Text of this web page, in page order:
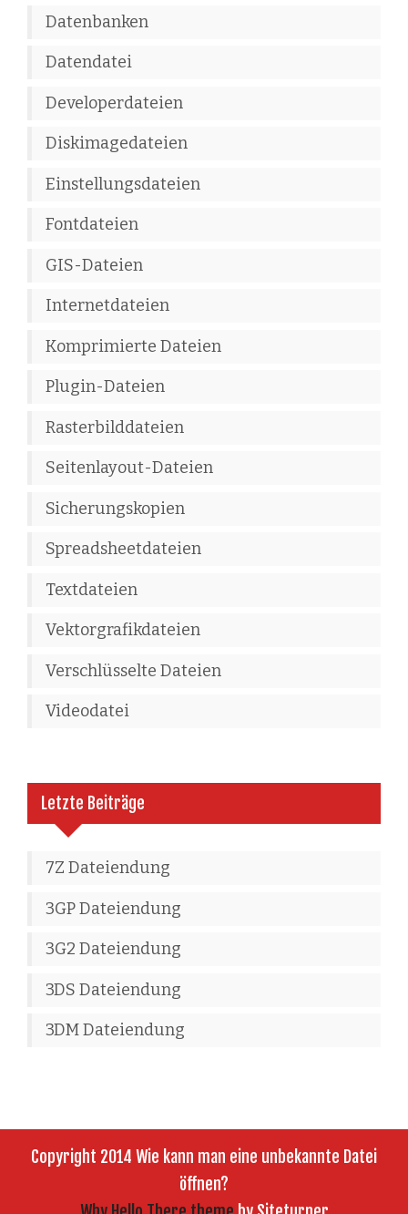
Datenbanken
Datendatei
Developerdateien
Diskimagedateien
Einstellungsdateien
Fontdateien
GIS-Dateien
Internetdateien
Komprimierte Dateien
Plugin-Dateien
Rasterbilddateien
Seitenlayout-Dateien
Sicherungskopien
Spreadsheetdateien
Textdateien
Vektorgrafikdateien
Verschlüsselte Dateien
Videodatei
Letzte Beiträge
7Z Dateiendung
3GP Dateiendung
3G2 Dateiendung
3DS Dateiendung
3DM Dateiendung
Copyright 2014 Wie kann man eine unbekannte Datei
öffnen?